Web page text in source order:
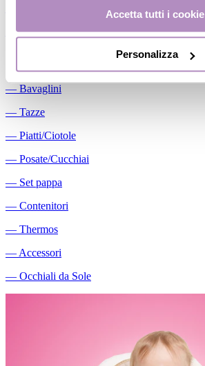
Accetta tutti i cookie
Personalizza
Conservalatte Materno
―Massaggiagengive
― Bavaglini
― Tazze
― Piatti/Ciotole
― Posate/Cucchiai
― Set pappa
― Contenitori
― Thermos
― Accessori
― Occhiali da Sole